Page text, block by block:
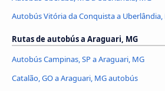
Autobús Vitória da Conquista a Uberlândia,
Rutas de autobús a Araguari, MG
Autobús Campinas, SP a Araguari, MG
Catalão, GO a Araguari, MG autobús